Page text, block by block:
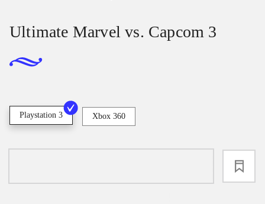
Ultimate Marvel vs. Capcom 3
Playstation 3 Xbox 360